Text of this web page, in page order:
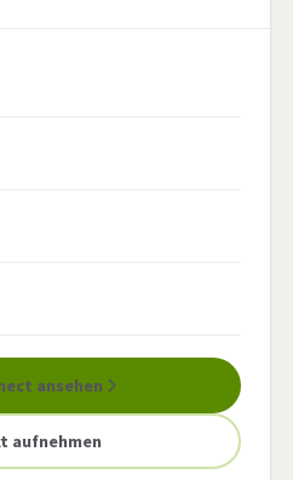
ansehen
aufnehmen